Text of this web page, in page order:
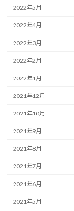
2022年5月
2022年4月
2022年3月
2022年2月
2022年1月
2021年12月
2021年10月
2021年9月
2021年8月
2021年7月
2021年6月
2021年5月